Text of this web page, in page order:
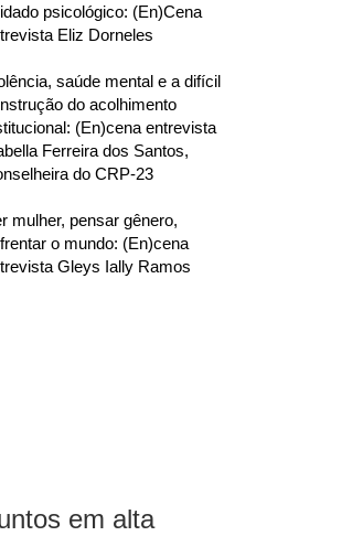
psicológico: (En)Cena
Eliz Dorneles
saúde mental e a difícil
do acolhimento
(En)cena entrevista
Ferreira dos Santos,
do CRP-23
mulher, pensar gênero,
o mundo: (En)cena
Gleys Ially Ramos
em alta